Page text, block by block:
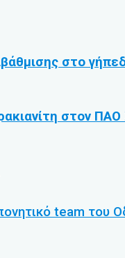
στο
στον ΠΑΟ
team του